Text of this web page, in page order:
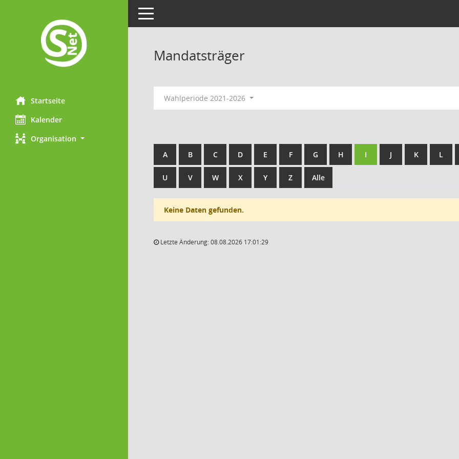
Startseite
Kalender
Organisation
Toggle navigation
Mandatsträger
Wahlperiode 2021-2026
A B C D E F G H I J K L
U V W X Y Z Alle
Keine Daten gefunden.
Letzte Änderung: 08.08.2026 17:01:29